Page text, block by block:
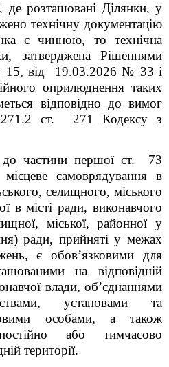
де розташовані Ділянки, у
технічну документацію
є чинною, то технічна
затверджена Рішеннями
15, від 19.03.2026 № 33 і
оприлюднення таких
відповідно до вимог
ст. 271 Кодексу з
до частини першої ст. 73
самоврядування в
селищного, міського
в місті ради, виконавчого
міської, районної у
ради, прийняті у межах
є обов’язковими для
на відповідній
влади, об’єднаннями
установами та
особами, а також
або тимчасово
території.